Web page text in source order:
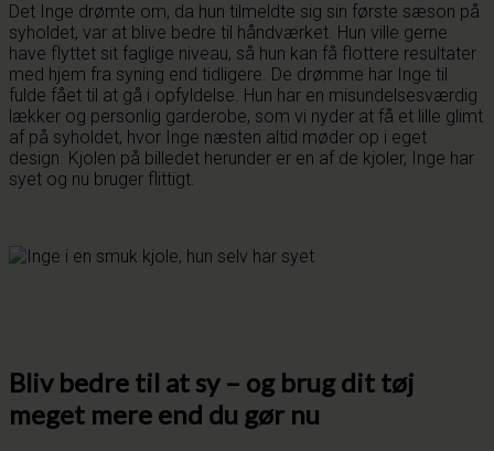
Det Inge drømte om, da hun tilmeldte sig sin første sæson på
syholdet, var at blive bedre til håndværket. Hun ville gerne
have flyttet sit faglige niveau, så hun kan få flottere resultater
med hjem fra syning end tidligere. De drømme har Inge til
fulde fået til at gå i opfyldelse. Hun har en misundelsesværdig
lækker og personlig garderobe, som vi nyder at få et lille glimt
af på syholdet, hvor Inge næsten altid møder op i eget
design. Kjolen på billedet herunder er en af de kjoler, Inge har
syet og nu bruger flittigt.
Bliv bedre til at sy – og brug dit tøj
meget mere end du gør nu